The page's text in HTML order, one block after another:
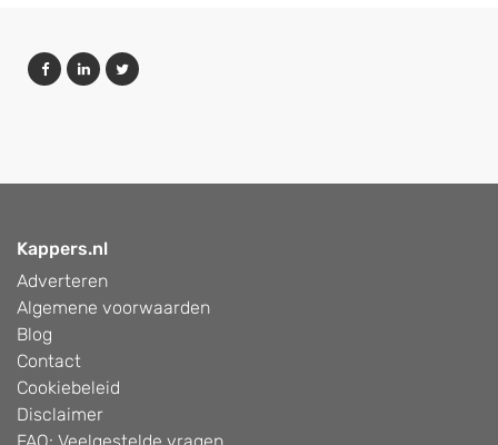
Kappers.nl
Adverteren
Algemene voorwaarden
Blog
Contact
Cookiebeleid
Disclaimer